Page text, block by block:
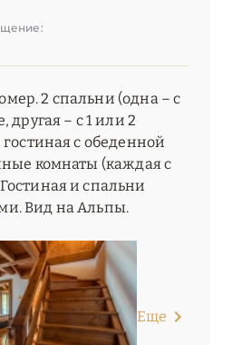
2 спальни (одна – с
другая – с 1 или 2
с обеденной
комнаты (каждая с
и спальни
Вид на Альпы.
Еще